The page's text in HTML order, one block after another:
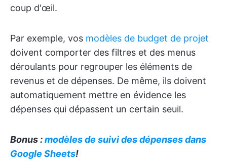
coup d'œil.
Par exemple, vos modèles de budget de projet
doivent comporter des filtres et des menus
déroulants pour regrouper les éléments de
revenus et de dépenses. De même, ils doivent
automatiquement mettre en évidence les
dépenses qui dépassent un certain seuil.
Bonus :modèles de suivi des dépenses dans
Google Sheets!